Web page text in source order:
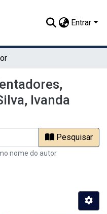
Entrar
Ivanda
Pesquisar
nome do autor